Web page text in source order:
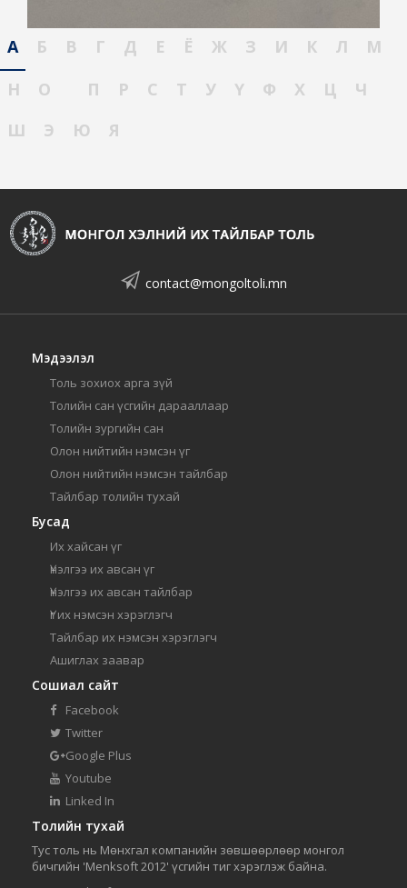
А Б В Г Д Е Ё Ж З И К Л
М
Н
О П Р С Т У Ү Ф Х Ц
Ч
Ш
Э Ю Я
contact@mongoltoli.mn
Мэдээлэл
Толь зохиох арга зүй
Толийн сан үсгийн дарааллаар
Толийн зургийн сан
Олон нийтийн нэмсэн үг
Олон нийтийн нэмсэн тайлбар
Тайлбар толийн тухай
Бусад
Их хайсан үг
Үнэлгээ их авсан үг
Үнэлгээ их авсан тайлбар
Үг их нэмсэн хэрэглэгч
Тайлбар их нэмсэн хэрэглэгч
Ашиглах заавар
Сошиал сайт
Facebook
Twitter
Google Plus
Youtube
Linked In
Толийн тухай
Тус толь нь Мөнхгал компанийн зөвшөөрлөөр монгол
бичгийн 'Menksoft 2012' үсгийн тиг хэрэглэж байна.